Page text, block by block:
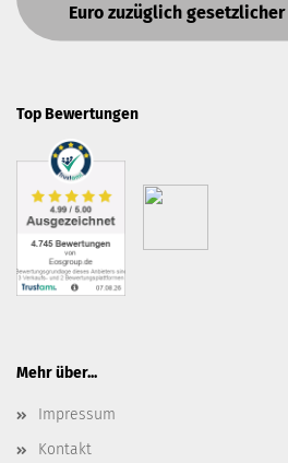
Euro zuzüglich
Top Bewertungen
Mehr über...
Impressum
Kontakt